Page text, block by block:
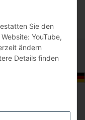
Sie den
YouTube,
ändern
Details finden